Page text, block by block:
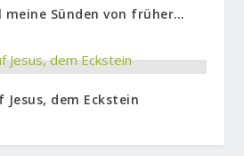
meine Sünden von früher…
dem Eckstein